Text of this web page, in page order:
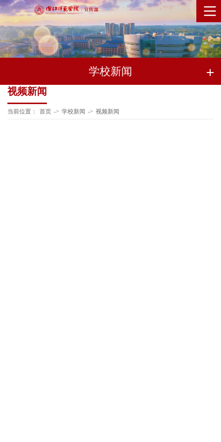
学校新闻
视频新闻
当前位置： 首页 -> 学校新闻 -> 视频新闻